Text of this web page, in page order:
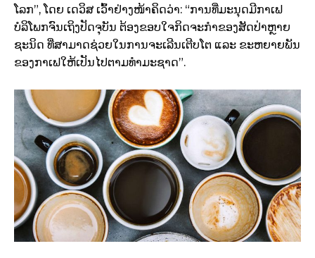
ໂລກ”, ໂດຍ ເດວິສ ເວົ້າຢ່າງໜ້າຄິດວ່າ: “ການທີ່ມະນຸດມີກາເຟ
ບໍລິໂພກຈົນເຖິງປັດຈຸບັນ ຕ້ອງຂອບໃຈກິດຈະກໍາຂອງສັດປ່າຫຼາຍ
ຊະນິດ ທີ່ສາມາດຊ່ວຍໃນການຈະເລີນເຕີບໂຕ ແລະ ຂະຫຍາຍພັນ
ຂອງກາເຟໃຫ້ເປັນໄປຕາມທໍາມະຊາດ”.